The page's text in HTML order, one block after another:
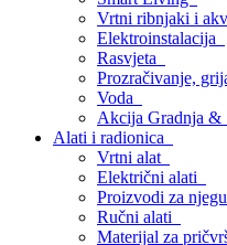
Vrtni ribnjaki i
Elektroinstalacija
Rasvjeta
Prozračivanje,
Voda
Akcija Gradnja &
Alati i radionica
Vrtni alat
Električni alati
Proizvodi za
Ručni alati
Materijal za